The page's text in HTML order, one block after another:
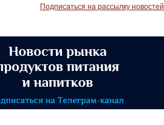
Подписаться на рассылку новостей